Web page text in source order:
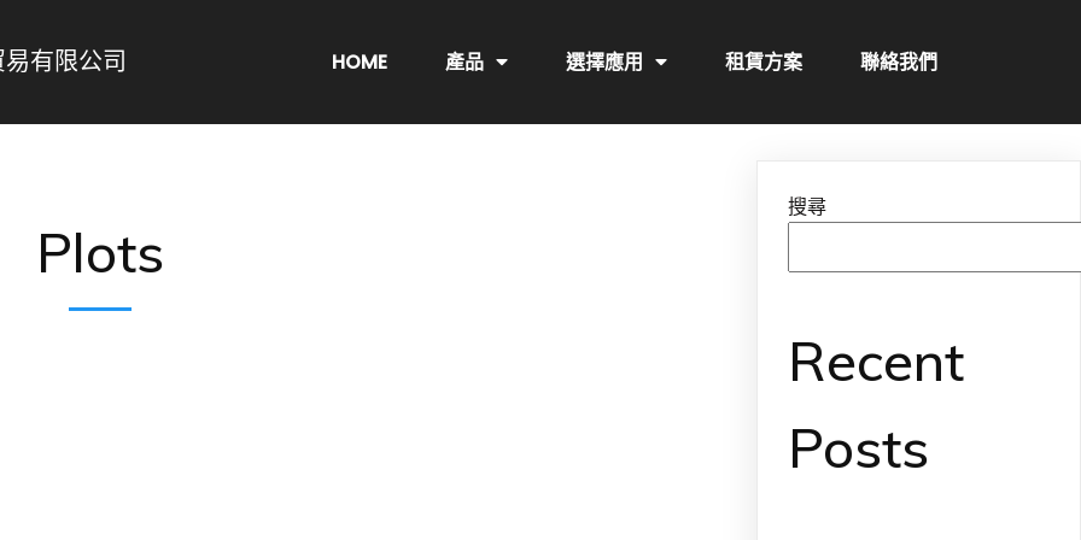
有限公司 HOME 產品 選擇應用 租賃方案 聯絡我們
Plots
搜尋
Recent
Posts